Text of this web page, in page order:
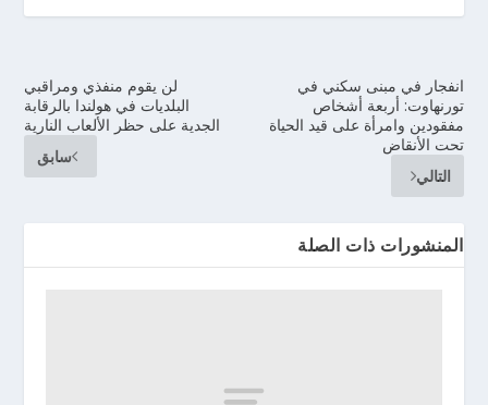
لن يقوم منفذي ومراقبي
البلديات في هولندا بالرقابة
الجدية على حظر الألعاب النارية
سابق
انفجار في مبنى سكني في
تورنهاوت: أربعة أشخاص
مفقودين وامرأة على قيد الحياة
تحت الأنقاض
التالي
المنشورات ذات الصلة